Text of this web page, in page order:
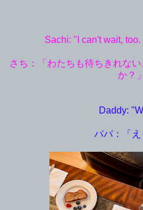
Sachi: "I can't wait,
さち：「わたちも待ちきれな
か？」
Daddy:
パパ：「え